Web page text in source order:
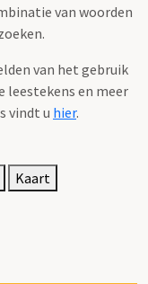
van woorden
van het gebruik
leestekens en meer
vindt u hier.
Kaart